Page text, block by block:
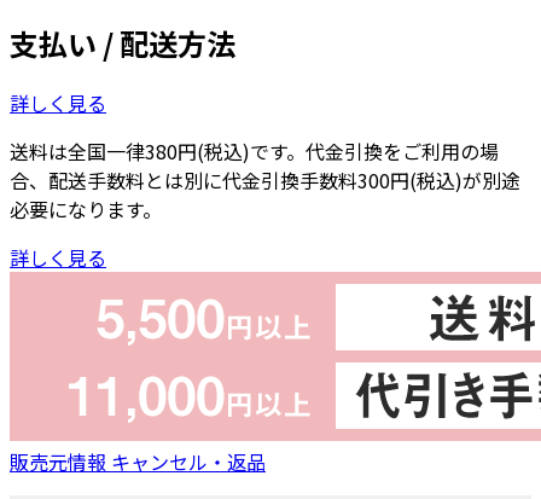
支払い / 配送方法
詳しく見る
送料は全国一律380円(税込)です。代金引換をご利用の場
合、配送手数料とは別に代金引換手数料300円(税込)が別途
必要になります。
詳しく見る
販売元情報 キャンセル・返品